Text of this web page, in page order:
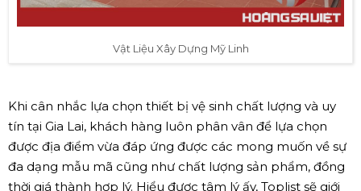
Vật Liệu Xây Dựng Mỹ Linh
Khi cân nhắc lựa chọn thiết bị vệ sinh chất lượng và uy
tín tại Gia Lai, khách hàng luôn phân vân để lựa chọn
được địa điểm vừa đáp ứng được các mong muốn về sự
đa dạng mẫu mã cũng như chất lượng sản phẩm, đồng
thời giá thành hợp lý. Hiểu được tâm lý ấy, Toplist sẽ giới